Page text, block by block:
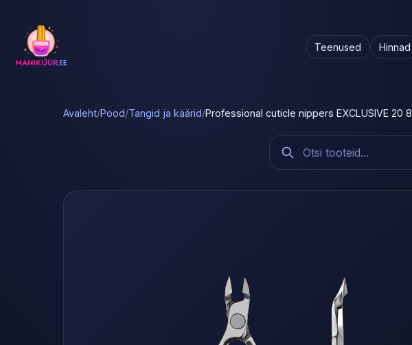
Teenused Hinnad
Avaleht/Pood/Tangid ja käärid/Professional cuticle nippers EXCLUSIVE 20